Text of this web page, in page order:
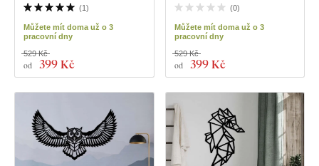
(1)
Můžete mít doma už o 3
pracovní dny
od 399 Kč
529 Kč
(0)
Můžete mít doma už o 3
pracovní dny
od 399 Kč
529 Kč